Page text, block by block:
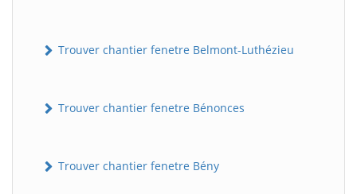
Trouver chantier fenetre Belmont-Luthézieu
Trouver chantier fenetre Bénonces
Trouver chantier fenetre Bény